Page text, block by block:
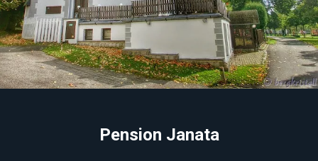
Pension Janata